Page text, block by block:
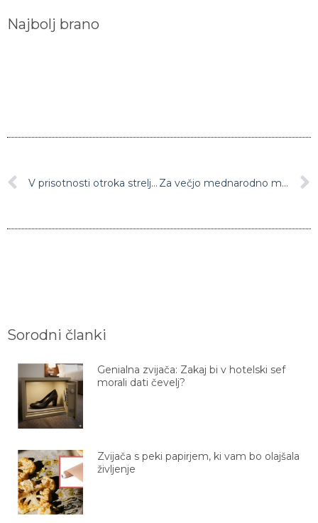
Najbolj brano
V prisotnosti otroka streljal iz ljubosumja Za večjo mednarodno mobilnost študentov
Sorodni članki
Genialna zvijača: Zakaj bi v hotelski sef
morali dati čevelj?
Zvijača s peki papirjem, ki vam bo olajšala
življenje